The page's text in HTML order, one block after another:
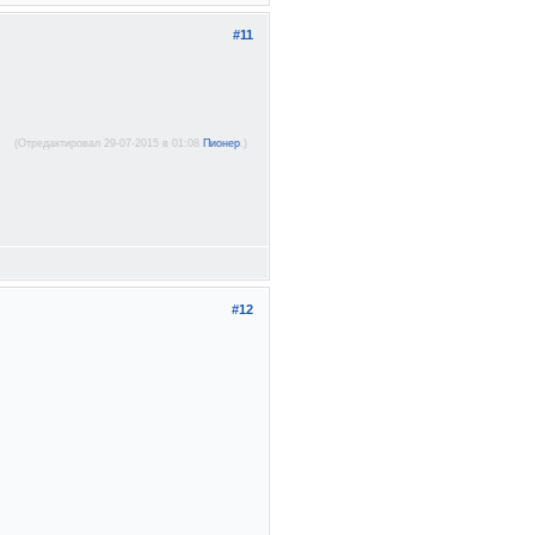
#11
(Отредактировал 29-07-2015 в 01:08 Пионер.)
#12